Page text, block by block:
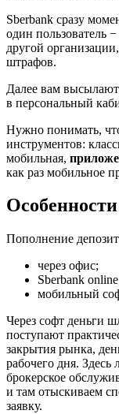
Sberbank сразу
один пользователь
другой
штрафов.
Далее вам
в персональный
Нужно понимать,
инструментов:
мобильная,
как раз мобильное
Пополнение
через офис;
Sberbank
мобильный
Через софт деньги
поступают
закрытия рынка,
рабочего дня. Здесь
брокерское
и там отыскиваем
заявку.